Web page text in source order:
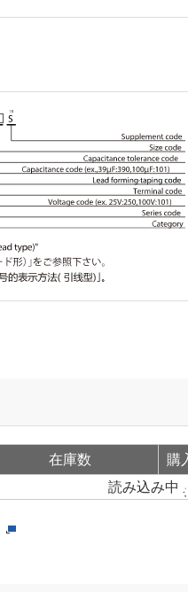
在庫数
購
読み込み中